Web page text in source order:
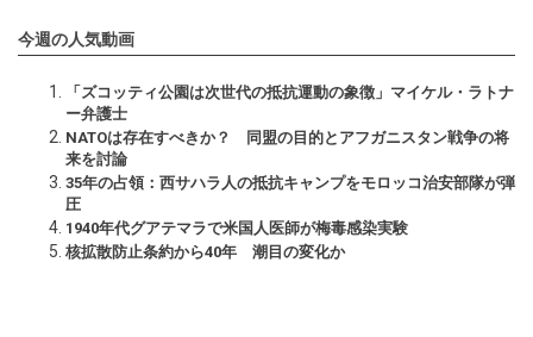
今週の人気動画
「ズコッティ公園は次世代の抵抗運動の象徴」マイケル・ラトナ
ー弁護士
NATOは存在すべきか？ 同盟の目的とアフガニスタン戦争の将
来を討論
35年の占領：西サハラ人の抵抗キャンプをモロッコ治安部隊が弾
圧
1940年代グアテマラで米国人医師が梅毒感染実験
核拡散防止条約から40年 潮目の変化か